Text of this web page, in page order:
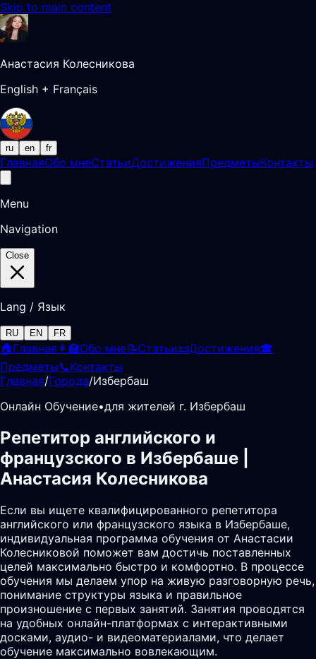
Skip to main content
Анастасия Колесникова
English + Français
ru en fr
ГлавнаяОбо мнеСтатьиДостиженияПредметыКонтакты
Menu
Navigation
Close
Lang / Язык
RU EN FR
🏠Главная 👩‍🏫Обо мне📝Статьи📜Достижения🎓
Предметы📞Контакты
Главная/Города/Избербаш
Онлайн Обучение•для жителей г. Избербаш
Репетитор английского и
французского в Избербаше |
Анастасия Колесникова
Если вы ищете квалифицированного репетитора
английского или французского языка в Избербаше,
индивидуальная программа обучения от Анастасии
Колесниковой поможет вам достичь поставленных
целей максимально быстро и комфортно. В процессе
обучения мы делаем упор на живую разговорную речь,
понимание структуры языка и правильное
произношение с первых занятий. Занятия проводятся
на удобных онлайн-платформах с интерактивными
досками, аудио- и видеоматериалами, что делает
обучение максимально вовлекающим.